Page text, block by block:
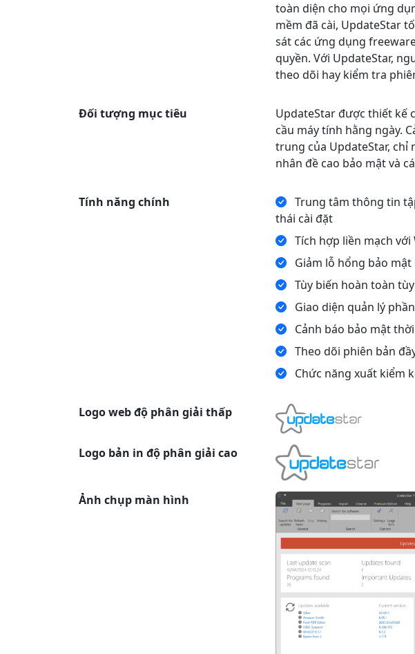
toàn diện cho mọi ứng
mềm đã cài, UpdateStar
sát các ứng dụng
quyền. Với UpdateStar,
theo dõi hay kiểm tra
Đối tượng mục tiêu
UpdateStar được thiết kế
cầu máy tính hằng ngày.
trung của UpdateStar, chỉ
nhân đề cao bảo mật và
Tính năng chính
Trung tâm thông tin
thái cài đặt
Tích hợp liền mạch
Giảm lỗ hổng bảo
Tùy biến hoàn toàn
Giao diện quản lý
Cảnh báo bảo mật
Theo dõi phiên bản
Chức năng xuất kiểm
Logo web độ phân giải thấp
Logo bản in độ phân giải cao
Ảnh chụp màn hình